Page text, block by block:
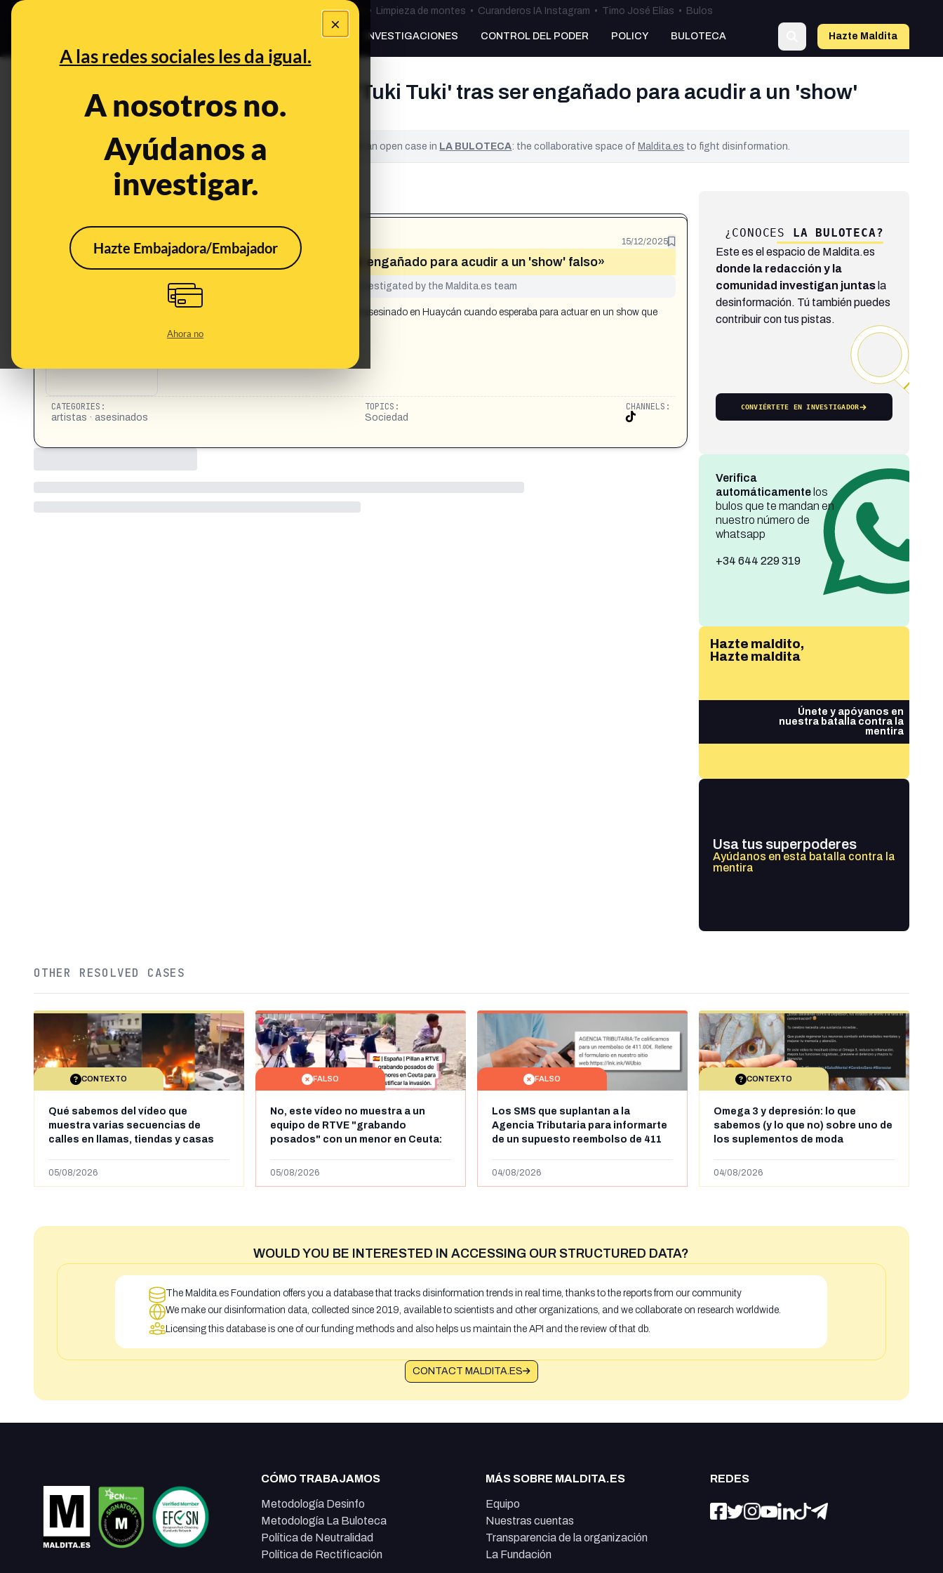
×
A las redes sociales les da igual.
A nosotros no.
Ayúdanos a
investigar.
Hazte Embajadora/Embajador
Ahora no
Bulos Ceuta • Limpieza de montes • Curanderos IA Instagram • Timo José Elías • Bulos
PREBUNKING INVESTIGACIONES CONTROL DEL PODER POLICY BULOTECA Hazte Maldita
¿Asesinan al reconocido payaso 'Tuki Tuki' tras ser engañado para acudir a un 'show'
falso?
This content has NOT yet been verified. It is an open case in LA BULOTECA: the collaborative space ofMaldita.es to fight disinformation.
What's being said: 15/12/2025
«Asesinan al reconocido payaso 'Tuki Tuki' tras ser engañado para acudir a un 'show' falso»
This content has not yet been investigated by the Maldita.es team
El artista Roger Gallego Rodríguez, más conocido como 'Tuki Tuki', fue asesinado en Huaycán cuando esperaba para actuar en un show que
CATEGORIES:
artistas · asesinados
TOPICS:
Sociedad
CHANNELS:
¿CONOCES LA BULOTECA?
Este es el espacio de Maldita.es
donde la redacción y la
comunidad investigan juntasla
desinformación. Tú también puedes
contribuir con tus pistas.
CONVIÉRTETE EN INVESTIGADOR
Verifica
automáticamentelos
bulos que te mandan en
nuestro número de
whatsapp
+34 644 229 319
Hazte maldito,
Hazte maldita
Únete y apóyanos en
nuestra batalla contra la
mentira
Usa tus superpoderes
Ayúdanos en esta batalla contra la
mentira
OTHER RESOLVED CASES
CONTEXTO
Qué sabemos del vídeo que
muestra varias secuencias de
calles en llamas, tiendas y casas
supuestamente en España tras la
05/08/2026
FALSO
No, este vídeo no muestra a un
equipo de RTVE "grabando
posados" con un menor en Ceuta:
VRT
05/08/2026
FALSO
Los SMS que suplantan a la
Agencia Tributaria para informarte
de un supuesto reembolso de 411
04/08/2026
CONTEXTO
Omega 3 y depresión: lo que
sabemos (y lo que no) sobre uno de
los suplementos de moda
04/08/2026
WOULD YOU BE INTERESTED IN ACCESSING OUR STRUCTURED DATA?
The Maldita.es Foundation offers you a database that tracks disinformation trends in real time, thanks to the reports from our community
We make our disinformation data, collected since 2019, available to scientists and other organizations, and we collaborate on research worldwide.
Licensing this database is one of our funding methods and also helps us maintain the API and the review of that db.
CONTACT MALDITA.ES
CÓMO TRABAJAMOS
Metodología Desinfo
Metodología La Buloteca
Política de Neutralidad
Política de Rectificación
MÁS SOBRE MALDITA.ES
Equipo
Nuestras cuentas
Transparencia de la organización
La Fundación
REDES